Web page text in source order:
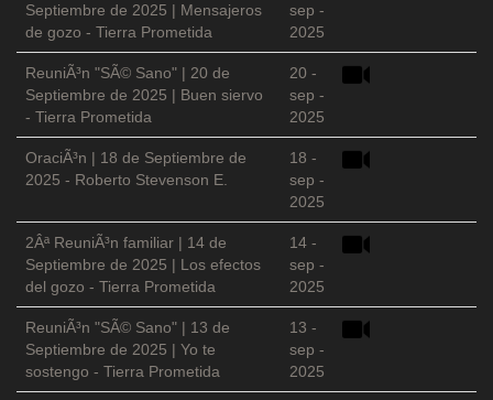
Septiembre de 2025 | Mensajeros
de gozo - Tierra Prometida
sep -
2025
ReuniÃ³n "SÃ© Sano" | 20 de
Septiembre de 2025 | Buen siervo
- Tierra Prometida
20 -
sep -
2025
OraciÃ³n | 18 de Septiembre de
2025 - Roberto Stevenson E.
18 -
sep -
2025
2Âª ReuniÃ³n familiar | 14 de
Septiembre de 2025 | Los efectos
del gozo - Tierra Prometida
14 -
sep -
2025
ReuniÃ³n "SÃ© Sano" | 13 de
Septiembre de 2025 | Yo te
sostengo - Tierra Prometida
13 -
sep -
2025